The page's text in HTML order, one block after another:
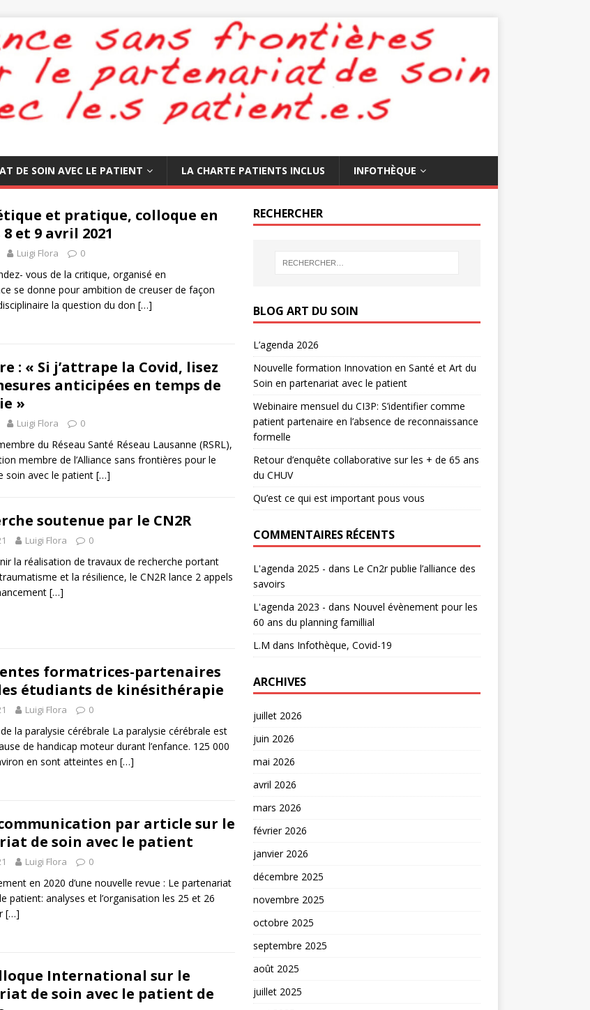
DE SOIN AVEC LE PATIENT LA CHARTE PATIENTS INCLUS INFOTHÈQUE
et pratique, colloque en
et 9 avril 2021
Luigi Flora 0
vous de la critique, organisé en
se donne pour ambition de creuser de façon
la question du don […]
: « Si j’attrape la Covid, lisez
anticipées en temps de
»
Luigi Flora 0
du Réseau Santé Réseau Lausanne (RSRL),
membre de l’Alliance sans frontières pour le
soin avec le patient […]
soutenue par le CN2R
Luigi Flora 0
la réalisation de travaux de recherche portant
et la résilience, le CN2R lance 2 appels
[…]
formatrices-partenaires
étudiants de kinésithérapie
Luigi Flora 0
la paralysie cérébrale La paralysie cérébrale est
de handicap moteur durant l’enfance. 125 000
en sont atteintes en […]
par article sur le
de soin avec le patient
Luigi Flora 0
en 2020 d’une nouvelle revue : Le partenariat
patient: analyses et l’organisation les 25 et 26
[…]
International sur le
de soin avec le patient de
RECHERCHER
BLOG ART DU SOIN
L’agenda 2026
Nouvelle formation Innovation en Santé et Art du
Soin en partenariat avec le patient
Webinaire mensuel du CI3P: S’identifier comme
patient partenaire en l’absence de reconnaissance
formelle
Retour d’enquête collaborative sur les + de 65 ans
du CHUV
Qu’est ce qui est important pous vous
COMMENTAIRES RÉCENTS
L'agenda 2025 - dans Le Cn2r publie l’alliance des
savoirs
L'agenda 2023 - dans Nouvel évènement pour les
60 ans du planning famillial
L.M dans Infothèque, Covid-19
ARCHIVES
juillet 2026
juin 2026
mai 2026
avril 2026
mars 2026
février 2026
janvier 2026
décembre 2025
novembre 2025
octobre 2025
septembre 2025
août 2025
juillet 2025